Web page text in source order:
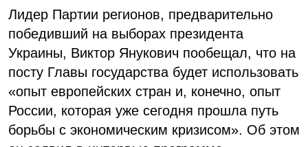
Лидер Партии регионов, предварительно
победивший на выборах президента
Украины, Виктор Янукович пообещал, что на
посту Главы государства будет использовать
«опыт европейских стран и, конечно, опыт
России, которая уже сегодня прошла путь
борьбы с экономическим кризисом». Об этом